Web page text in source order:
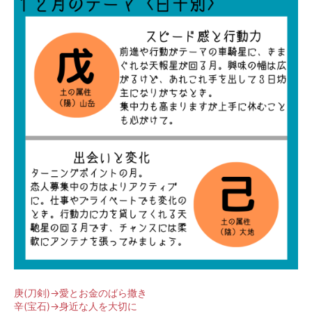
庚(刀剣)→愛とお金のばら撒き
辛(宝石)→身近な人を大切に